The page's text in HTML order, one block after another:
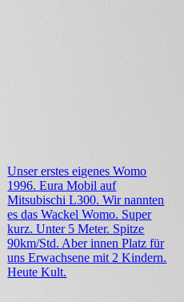
Unser erstes eigenes Womo
1996. Eura Mobil auf
Mitsubischi L300. Wir nannten
es das Wackel Womo. Super
kurz. Unter 5 Meter. Spitze
90km/Std. Aber innen Platz für
uns Erwachsene mit 2 Kindern.
Heute Kult.